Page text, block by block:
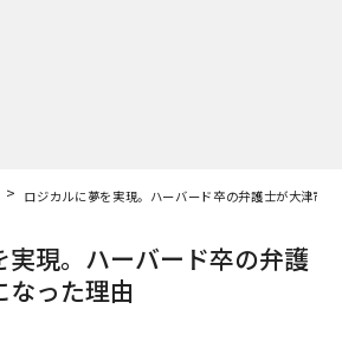
ロジカルに夢を実現。ハーバード卒の弁護士が大津市
実現。ハーバード卒の弁護
った理由